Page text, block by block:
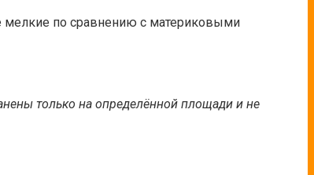
мелкие по сравнению с материковыми
только на определённой площади и не